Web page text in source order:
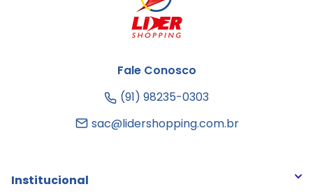
Fale Conosco
(91) 98235-0303
sac@lidershopping.com.br
Institucional